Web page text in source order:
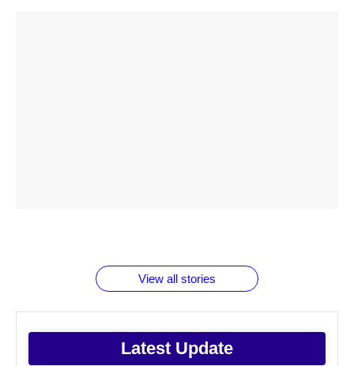
View all stories
Latest Update